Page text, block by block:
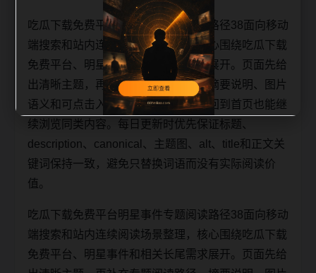
吃瓜下载免费平台明星事件专题阅读路径38面向移动
端搜索和站内连续阅读场景整理，核心围绕吃瓜下载
免费平台、明星事件和相关长尾需求展开。页面先给
出清晰主题，再补充专题阅读路径、摘要说明、图片
语义和可点击入口，让用户不用反复回到首页也能继
续浏览同类内容。每日更新时优先保证标题、
description、canonical、主题图、alt、title和正文关
键词保持一致，避免只替换词语而没有实际阅读价
值。
吃瓜下载免费平台明星事件专题阅读路径38面向移动
端搜索和站内连续阅读场景整理，核心围绕吃瓜下载
免费平台、明星事件和相关长尾需求展开。页面先给